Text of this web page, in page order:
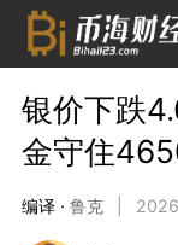
银价下跌
金守住
编译 · 鲁克